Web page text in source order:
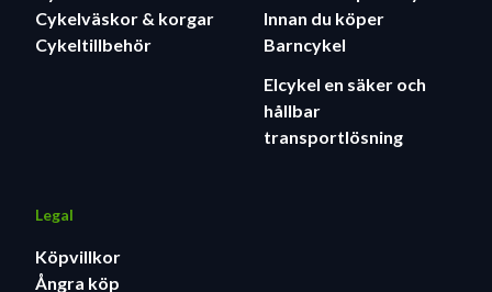
Cykelväskor & korgar
Cykeltillbehör
Innan du köper
Barncykel
Elcykel en säker och
hållbar
transportlösning
Legal
Köpvillkor
Ångra köp